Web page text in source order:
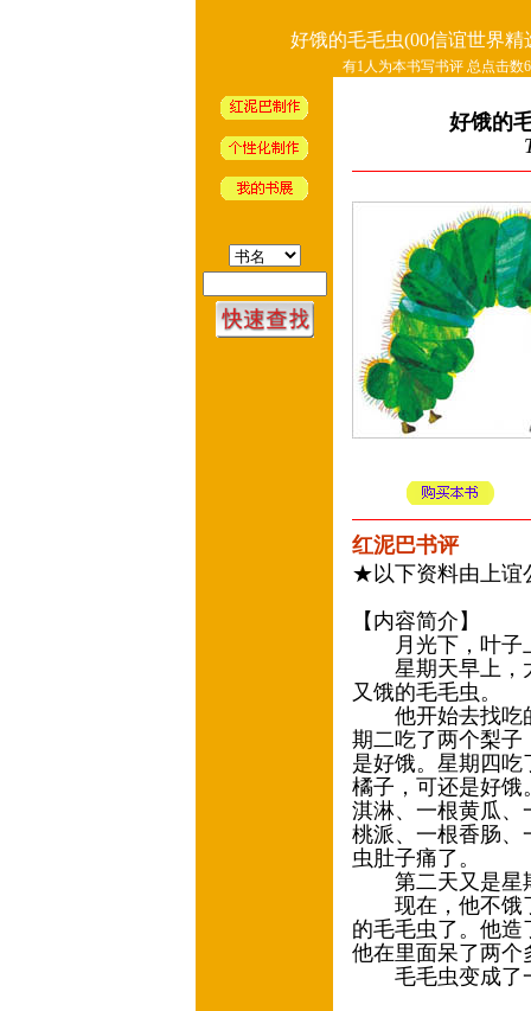
好饿的毛毛虫(00信谊世界精
有1人为本书写书评 总点击数
好饿的
红泥巴书评
★以下资料由上谊
【内容简介】
月光下，叶子
星期天早上，太
又饿的毛毛虫。
他开始去找吃的
期二吃了两个梨子
是好饿。星期四
橘子，可还是好饿
淇淋、一根黄瓜、
桃派、一根香肠、
虫肚子痛了。
第二天又是星
现在，他不饿了
的毛毛虫了。他
他在里面呆了两
毛毛虫变成了